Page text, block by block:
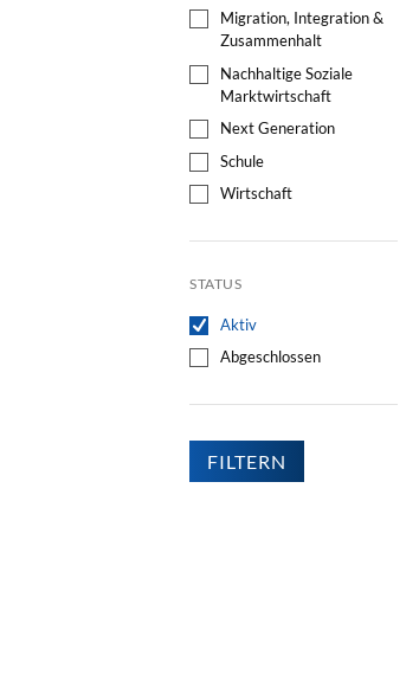
Migration, Integration &
Zusammenhalt
Nachhaltige Soziale
Marktwirtschaft
Next Generation
Schule
Wirtschaft
STATUS
Aktiv
Abgeschlossen
FILTERN